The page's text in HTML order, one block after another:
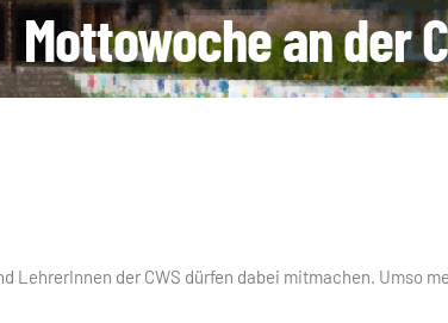
Mottowoche an der
LehrerInnen der CWS dürfen dabei mitmachen. Umso